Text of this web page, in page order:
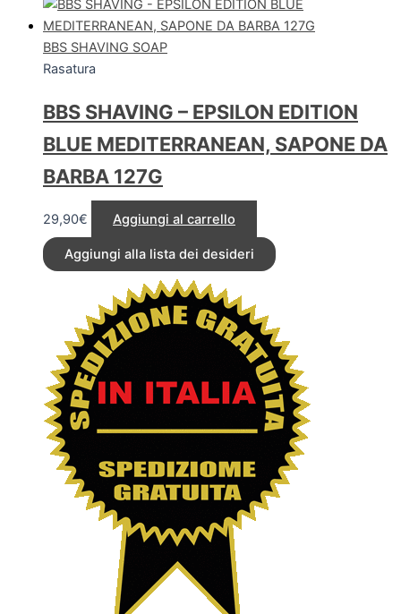
BBS SHAVING SOAP
Rasatura
BBS SHAVING – EPSILON EDITION
BLUE MEDITERRANEAN, SAPONE DA
BARBA 127G
29,90€ Aggiungi al carrello
Aggiungi alla lista dei desideri